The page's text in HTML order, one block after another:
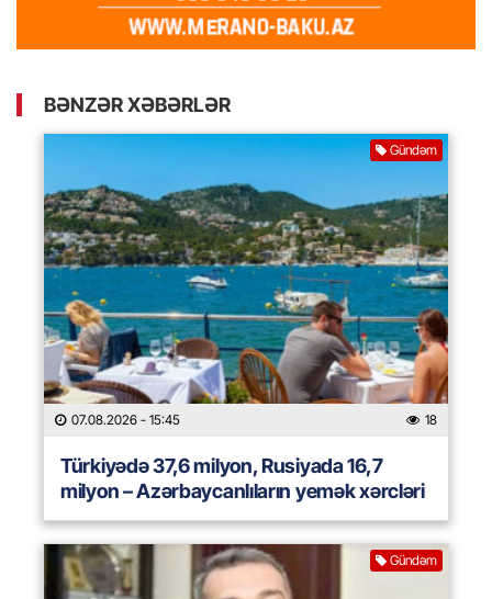
BƏNZƏR XƏBƏRLƏR
Gündəm
07.08.2026 - 15:45 18
Türkiyədə 37,6 milyon, Rusiyada 16,7
milyon – Azərbaycanlıların yemək xərcləri
Gündəm